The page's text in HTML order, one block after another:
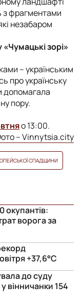
з фрагментами
незабаром
зорі»
– українським
про українську
допомагала
пору.
о 13:00.
– Vinnytsia.city
СПАДЩИНИ
окупантів:
ворога за
+37,6°С
до суду
вінничанки 154